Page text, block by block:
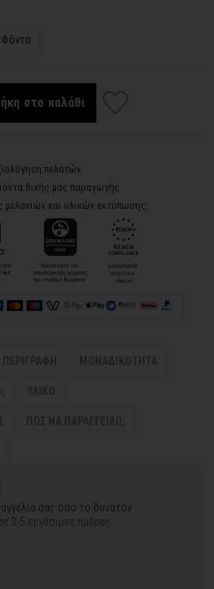
στο καλάθι
πελατών
δικής μας παραγωγής
μελανιών και υλικών εκτύπωσης:
σας όσο το δυνατόν
3-5 εργάσιμες ημέρες.
κατά τη διάρκεια μεγάλων